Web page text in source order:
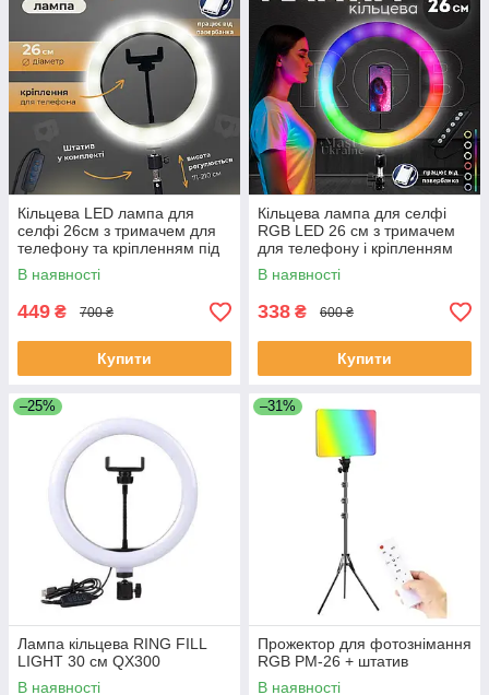
Кільцева LED лампа для
селфі 26см з тримачем для
телефону та кріпленням під
штатив Ring Fill Light -QX-
260.
В наявності
449 ₴ 700 ₴
Купити
Кільцева лампа для селфі
RGB LED 26 см з тримачем
для телефону і кріпленням
під штатив, MJ26
В наявності
338 ₴ 600 ₴
Купити
–25%
Лампа кільцева RING FILL
LIGHT 30 см QX300
В наявності
–31%
Прожектор для фотознімання
RGB PM-26 + штатив
В наявності